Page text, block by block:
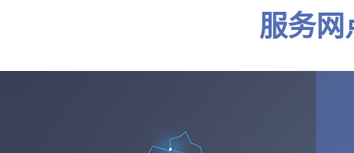
服务网